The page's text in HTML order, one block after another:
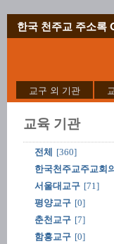
한국 천주교 주소록
교구 외 기관
교육 기관
전체
[360]
한국천주교주교회의
서울대교구 [71]
평양교구 [0]
춘천교구 [7]
함흥교구 [0]